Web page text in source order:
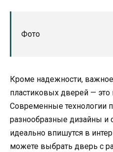
Фото
Кроме надежности,
пластиковых дверей — это
Современные технологии
разнообразные дизайны и
идеально впишутся в
можете выбрать дверь с